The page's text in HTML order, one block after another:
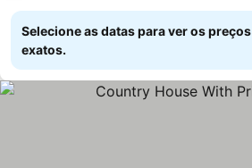
Selecione as datas para ver os preços
exatos.